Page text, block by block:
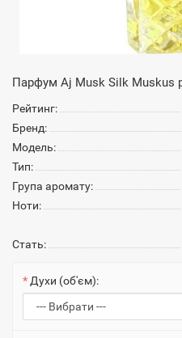
Парфум Aj Musk Silk Muskus
Рейтинг:
Бренд:
Модель:
Тип:
Група аромату:
Ноти:
Стать:
Духи (об'єм):